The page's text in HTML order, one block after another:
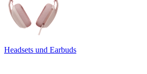
Headsets und Earbuds